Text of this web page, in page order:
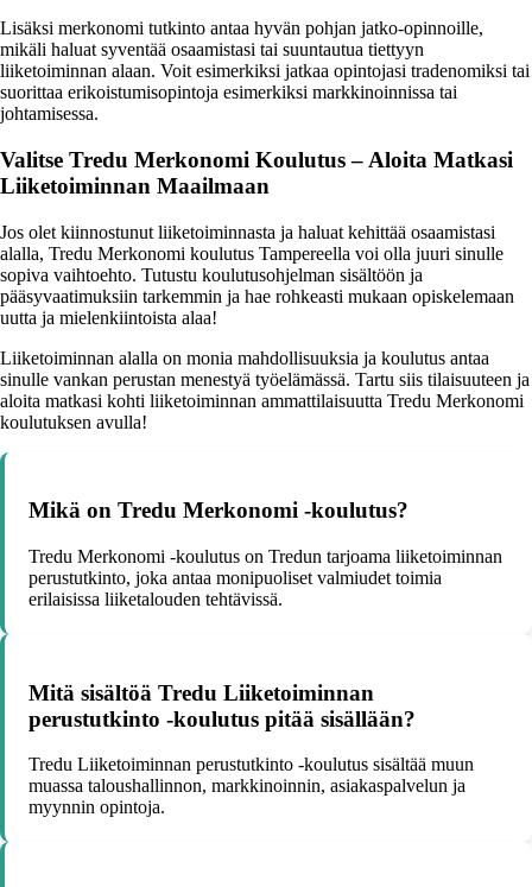
Lisäksi merkonomi tutkinto antaa hyvän pohjan jatko-opinnoille,
mikäli haluat syventää osaamistasi tai suuntautua tiettyyn
liiketoiminnan alaan. Voit esimerkiksi jatkaa opintojasi tradenomiksi tai
suorittaa erikoistumisopintoja esimerkiksi markkinoinnissa tai
johtamisessa.
Valitse Tredu Merkonomi Koulutus – Aloita Matkasi
Liiketoiminnan Maailmaan
Jos olet kiinnostunut liiketoiminnasta ja haluat kehittää osaamistasi
alalla, Tredu Merkonomi koulutus Tampereella voi olla juuri sinulle
sopiva vaihtoehto. Tutustu koulutusohjelman sisältöön ja
pääsyvaatimuksiin tarkemmin ja hae rohkeasti mukaan opiskelemaan
uutta ja mielenkiintoista alaa!
Liiketoiminnan alalla on monia mahdollisuuksia ja koulutus antaa
sinulle vankan perustan menestyä työelämässä. Tartu siis tilaisuuteen ja
aloita matkasi kohti liiketoiminnan ammattilaisuutta Tredu Merkonomi
koulutuksen avulla!
Mikä on Tredu Merkonomi -koulutus?
Tredu Merkonomi -koulutus on Tredun tarjoama liiketoiminnan
perustutkinto, joka antaa monipuoliset valmiudet toimia
erilaisissa liiketalouden tehtävissä.
Mitä sisältöä Tredu Liiketoiminnan
perustutkinto -koulutus pitää sisällään?
Tredu Liiketoiminnan perustutkinto -koulutus sisältää muun
muassa taloushallinnon, markkinoinnin, asiakaspalvelun ja
myynnin opintoja.